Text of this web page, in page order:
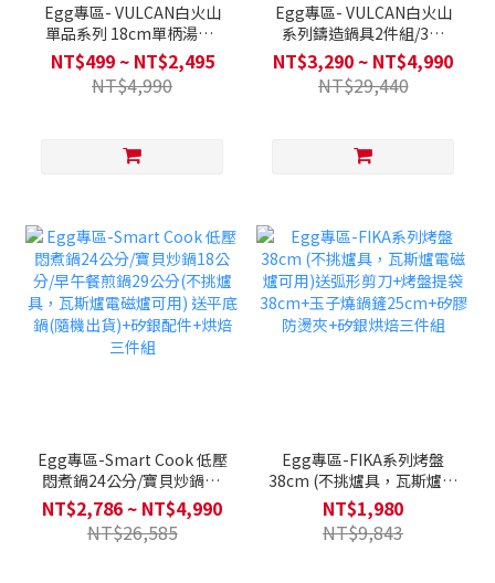
Egg專區- VULCAN白火山
單品系列 18cm單柄湯鍋/
24cm湯鍋/ 28cm平底鍋/
28cm炒鍋 /多功能矽膠鍋蓋
34cm 單入 (不挑爐具，瓦
NT$499 ~ NT$2,495
NT$4,990
Egg專區- VULCAN白火山
系列鑄造鍋具2件組/3鍋
組/4鍋全套(不挑爐具，瓦斯
爐電磁爐可用)送矽銀配件3
件組+多用途矽膠鍋蓋34cm
NT$3,290 ~ NT$4,990
NT$29,440
Egg專區-Smart Cook 低壓
悶煮鍋24公分/寶貝炒鍋18
公分/早午餐煎鍋29公分(不
挑爐具，瓦斯爐電磁爐可用)
送平底鍋(隨機出貨)+矽銀配
NT$2,786 ~ NT$4,990
NT$26,585
Egg專區-FIKA系列烤盤
38cm (不挑爐具，瓦斯爐電
磁爐可用)送弧形剪刀+烤盤
提袋38cm+玉子燒鍋鏟
25cm+矽膠防燙夾+矽銀烘
NT$1,980
NT$9,843